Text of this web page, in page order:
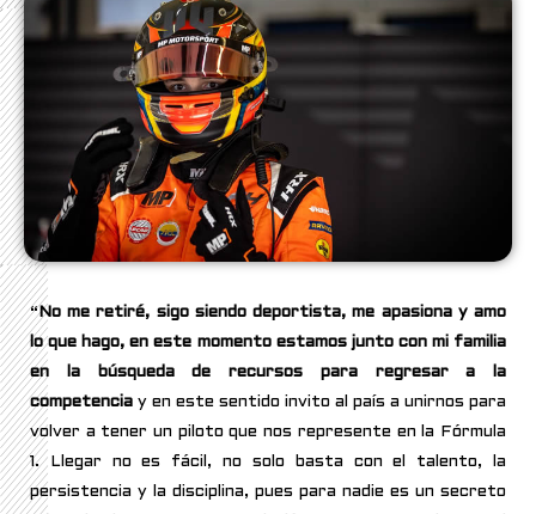
“No me retiré, sigo siendo deportista, me apasiona y amo
lo que hago, en este momento estamos junto con mi familia
en la búsqueda de recursos para regresar a la
competencia y en este sentido invito al país a unirnos para
volver a tener un piloto que nos represente en la Fórmula
1. Llegar no es fácil, no solo basta con el talento, la
persistencia y la disciplina, pues para nadie es un secreto